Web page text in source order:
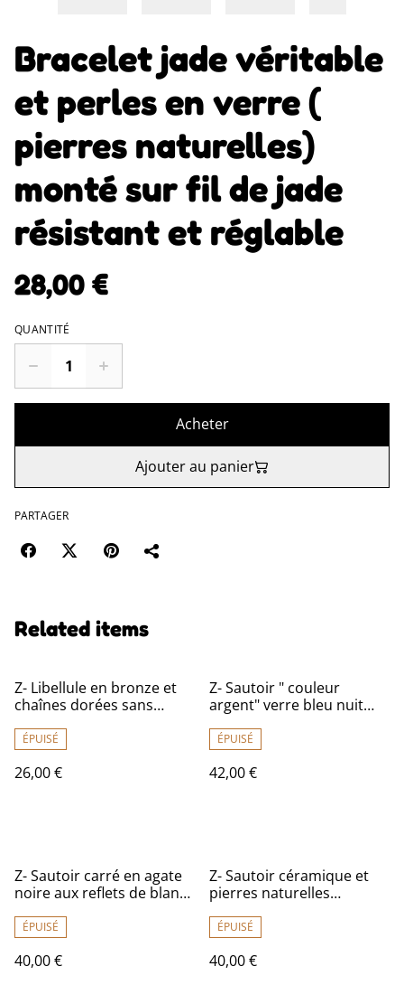
Bracelet jade véritable
et perles en verre (
pierres naturelles)
monté sur fil de jade
résistant et réglable
28,00 €
QUANTITÉ
Acheter
Ajouter au panier
PARTAGER
Related items
Z- Libellule en bronze et
chaînes dorées sans
ÉPUISÉ
26,00 €
Z- Sautoir " couleur
argent" verre bleu nuit
monté sur fil de lin
réglable -pièce unique
ÉPUISÉ
42,00 €
Z- Sautoir carré en agate
noire aux reflets de blanc (
en céramique noire
monté sur fil de lin
réglable
ÉPUISÉ
40,00 €
Z- Sautoir céramique et
pierres naturelles
en bronze monté sur fil de
lin réglable
ÉPUISÉ
40,00 €